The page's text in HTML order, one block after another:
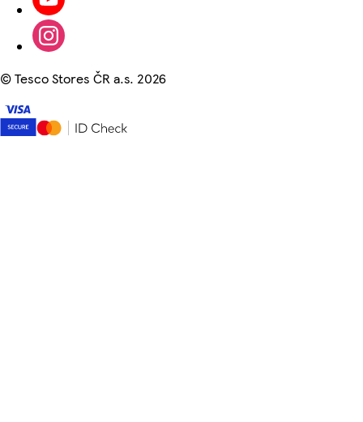
©Tesco Stores ČR a.s. 2026